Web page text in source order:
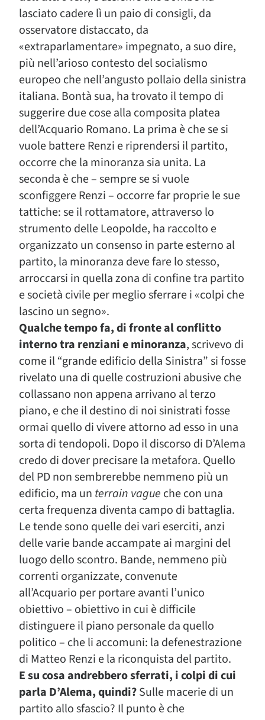
lasciato cadere lì un paio di consigli, da
osservatore distaccato, da
«extraparlamentare» impegnato, a suo dire,
più nell’arioso contesto del socialismo
europeo che nell’angusto pollaio della sinistra
italiana. Bontà sua, ha trovato il tempo di
suggerire due cose alla composita platea
dell’Acquario Romano. La prima è che se si
vuole battere Renzi e riprendersi il partito,
occorre che la minoranza sia unita. La
seconda è che – sempre se si vuole
sconfiggere Renzi – occorre far proprie le sue
tattiche: se il rottamatore, attraverso lo
strumento delle Leopolde, ha raccolto e
organizzato un consenso in parte esterno al
partito, la minoranza deve fare lo stesso,
arroccarsi in quella zona di confine tra partito
e società civile per meglio sferrare i «colpi che
lascino un segno».
Qualche tempo fa, di fronte al conflitto
interno tra renziani e minoranza, scrivevo di
come il “grande edificio della Sinistra” si fosse
rivelato una di quelle costruzioni abusive che
collassano non appena arrivano al terzo
piano, e che il destino di noi sinistrati fosse
ormai quello di vivere attorno ad esso in una
sorta di tendopoli. Dopo il discorso di D’Alema
credo di dover precisare la metafora. Quello
del PD non sembrerebbe nemmeno più un
edificio, ma un terrain vague che con una
certa frequenza diventa campo di battaglia.
Le tende sono quelle dei vari eserciti, anzi
delle varie bande accampate ai margini del
luogo dello scontro. Bande, nemmeno più
correnti organizzate, convenute
all’Acquario per portare avanti l’unico
obiettivo – obiettivo in cui è difficile
distinguere il piano personale da quello
politico – che li accomuni: la defenestrazione
di Matteo Renzi e la riconquista del partito.
E su cosa andrebbero sferrati, i colpi di cui
parla D’Alema, quindi?Sulle macerie di un
partito allo sfascio? Il punto è che